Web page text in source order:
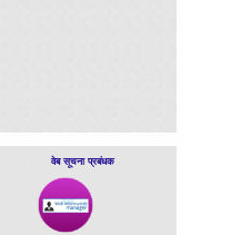
वेब सूचना प्रबंधक